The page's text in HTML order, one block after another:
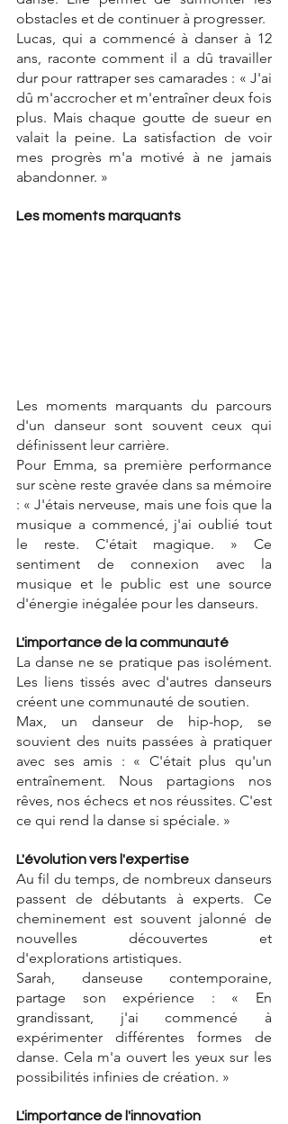
obstacles et de continuer à progresser.
Lucas, qui a commencé à danser à 12
ans, raconte comment il a dû travailler
dur pour rattraper ses camarades : « J'ai
dû m'accrocher et m'entraîner deux fois
plus. Mais chaque goutte de sueur en
valait la peine. La satisfaction de voir
mes progrès m'a motivé à ne jamais
abandonner. »
Les moments marquants
Les moments marquants du parcours
d'un danseur sont souvent ceux qui
définissent leur carrière.
Pour Emma, sa première performance
sur scène reste gravée dans sa mémoire
: « J'étais nerveuse, mais une fois que la
musique a commencé, j'ai oublié tout
le reste. C'était magique. » Ce
sentiment de connexion avec la
musique et le public est une source
d'énergie inégalée pour les danseurs.
L'importance de la communauté
La danse ne se pratique pas isolément.
Les liens tissés avec d'autres danseurs
créent une communauté de soutien.
Max, un danseur de hip-hop, se
souvient des nuits passées à pratiquer
avec ses amis : « C'était plus qu'un
entraînement. Nous partagions nos
rêves, nos échecs et nos réussites. C'est
ce qui rend la danse si spéciale. »
L'évolution vers l'expertise
Au fil du temps, de nombreux danseurs
passent de débutants à experts. Ce
cheminement est souvent jalonné de
nouvelles découvertes et
d'explorations artistiques.
Sarah, danseuse contemporaine,
partage son expérience : « En
grandissant, j'ai commencé à
expérimenter différentes formes de
danse. Cela m'a ouvert les yeux sur les
possibilités infinies de création. »
L'importance de l'innovation